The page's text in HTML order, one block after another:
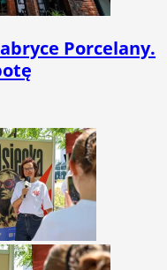
Porcelany.